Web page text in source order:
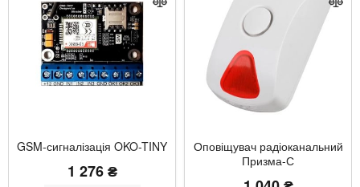
GSM-сигналізація OKO-TINY
1 276 ₴
Оповіщувач радіоканальний
Призма-С